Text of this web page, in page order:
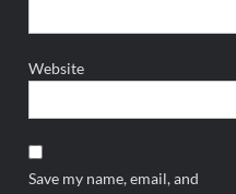
Website
Save my name, email, and